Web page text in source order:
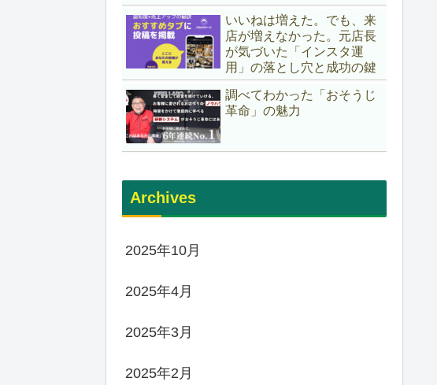
いいねは増えた。でも、来
店が増えなかった。元店長
が気づいた「インスタ運
用」の落とし穴と成功の鍵
調べてわかった「おそうじ
革命」の魅力
Archives
2025年10月
2025年4月
2025年3月
2025年2月